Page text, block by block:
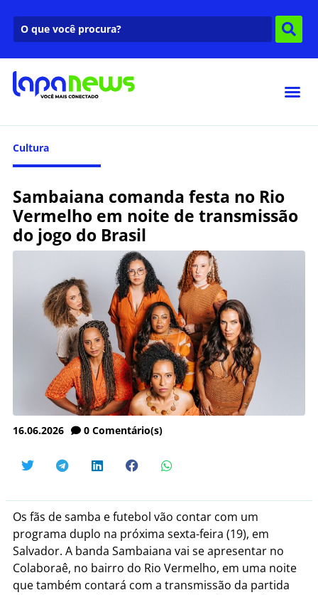
Cultura
Sambaiana comanda festa no Rio
Vermelho em noite de transmissão
do jogo do Brasil
16.06.2026 0 Comentário(s)
Os fãs de samba e futebol vão contar com um
programa duplo na próxima sexta-feira (19), em
Salvador. A banda Sambaiana vai se apresentar no
Colaboraê, no bairro do Rio Vermelho, em uma noite
que também contará com a transmissão da partida